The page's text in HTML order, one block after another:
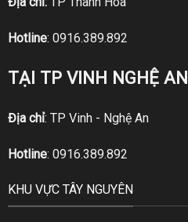
Hotline: 0916.389.892
TẠI TP VINH NGHỆ AN
Địa chỉ: TP Vinh - Nghệ An
Hotline: 0916.389.892
KHU VỰC TÂY NGUYÊN